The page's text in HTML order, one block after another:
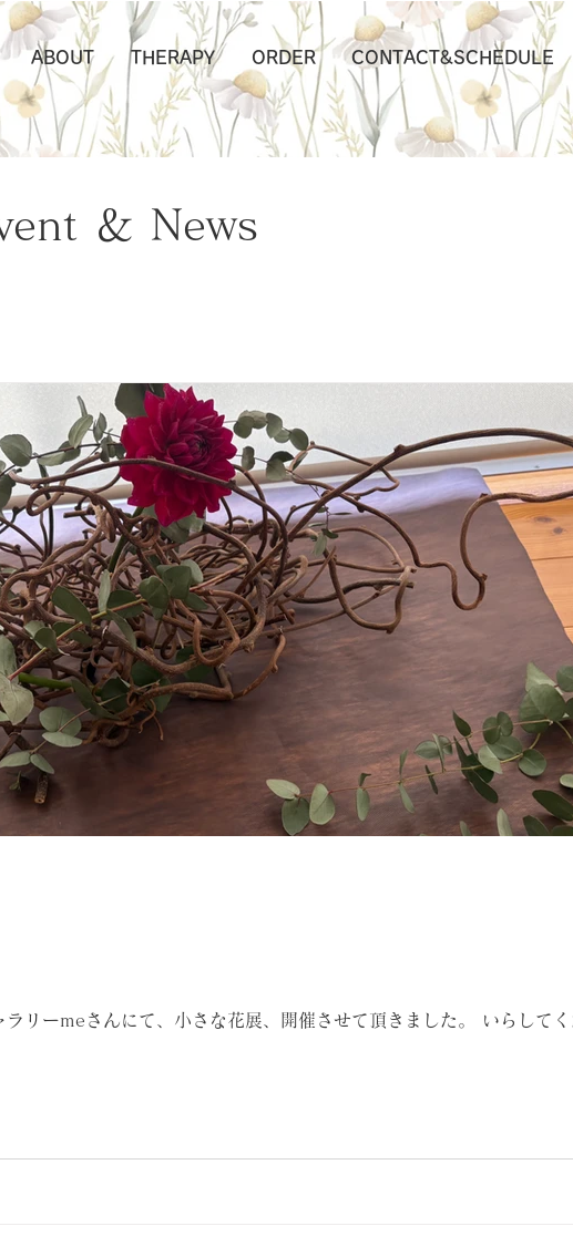
ABOUT THERAPY ORDER CONTACT&SCHEDULE
＆ News
リーmeさんにて、小さな花展、開催させて頂きました。 いらしてく